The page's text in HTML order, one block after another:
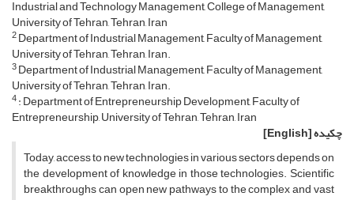
Industrial and Technology Management, College of Management,
University of Tehran, Tehran, Iran
2Department of Industrial Management, Faculty of Management,
University of Tehran, Tehran, Iran.
3Department of Industrial Management, Faculty of Management,
University of Tehran, Tehran, Iran.
4: Department of Entrepreneurship Development, Faculty of
Entrepreneurship, University of Tehran, Tehran, Iran
چکیده[English]
Today, access to new technologies in various sectors depends on
the development of knowledge in those technologies. Scientific
breakthroughs can open new pathways to the complex and vast